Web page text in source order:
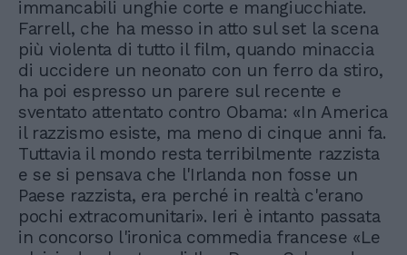
immancabili unghie corte e mangiucchiate.
Farrell, che ha messo in atto sul set la scena
più violenta di tutto il film, quando minaccia
di uccidere un neonato con un ferro da stiro,
ha poi espresso un parere sul recente e
sventato attentato contro Obama: «In America
il razzismo esiste, ma meno di cinque anni fa.
Tuttavia il mondo resta terribilmente razzista
e se si pensava che l'Irlanda non fosse un
Paese razzista, era perché in realtà c'erano
pochi extracomunitari». Ieri è intanto passata
in concorso l'ironica commedia francese «Le